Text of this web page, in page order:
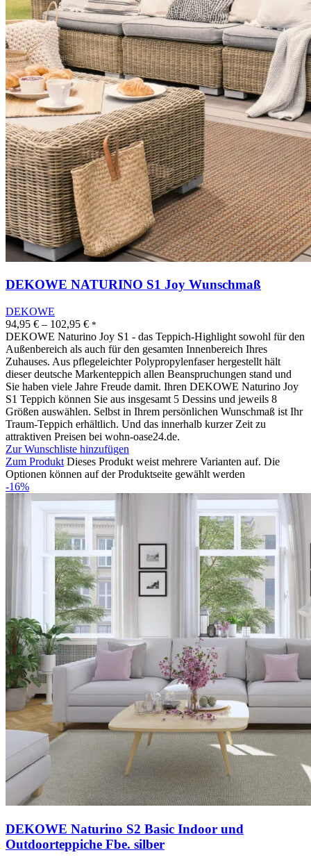
DEKOWE NATURINO S1 Joy Wunschmaß
DEKOWE
94,95 € – 102,95 € *
DEKOWE Naturino Joy S1 - das Teppich-Highlight sowohl für den
Außenbereich als auch für den gesamten Innenbereich Ihres
Zuhauses. Aus pflegeleichter Polypropylenfaser hergestellt hält
dieser deutsche Markenteppich allen Beanspruchungen stand und
Sie haben viele Jahre Freude damit. Ihren DEKOWE Naturino Joy
S1 Teppich können Sie aus insgesamt 5 Dessins und jeweils 8
Größen auswählen. Selbst in Ihrem persönlichen Wunschmaß ist Ihr
Traum-Teppich erhältlich. Und das innerhalb kurzer Zeit zu
attraktiven Preisen bei wohn-oase24.de.
Zur Wunschliste hinzufügen
Zum Produkt Dieses Produkt weist mehrere Varianten auf. Die
Optionen können auf der Produktseite gewählt werden
-16%
DEKOWE Naturino S2 Basic Indoor und
Outdoorteppiche Fbe. silber